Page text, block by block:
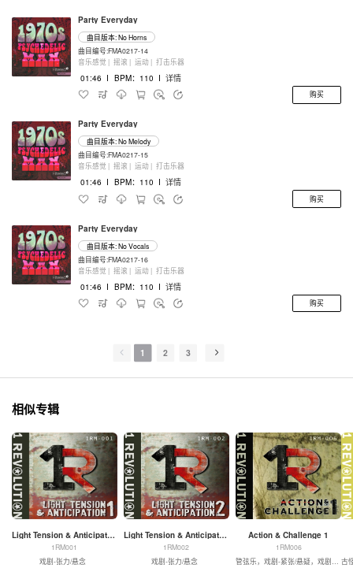
Party Everyday
曲目版本: No Horns
曲目编号:FMA0217-14
音乐感觉 | 摇滚 | 运动 | 打击乐器
01:46 I BPM：110 I 详情
购买
Party Everyday
曲目版本: No Melody
曲目编号:FMA0217-15
音乐感觉 | 摇滚 | 运动 | 打击乐器
01:46 I BPM：110 I 详情
购买
Party Everyday
曲目版本: No Vocals
曲目编号:FMA0217-16
音乐感觉 | 摇滚 | 运动 | 打击乐器
01:46 I BPM：110 I 详情
购买
1 2 3
相似专辑
Light Tension & Anticipation 1
1RM001
戏剧-张力/悬念
Light Tension & Anticipation 2
1RM002
戏剧-张力/悬念
Action & Challenge 1
1RM006
古